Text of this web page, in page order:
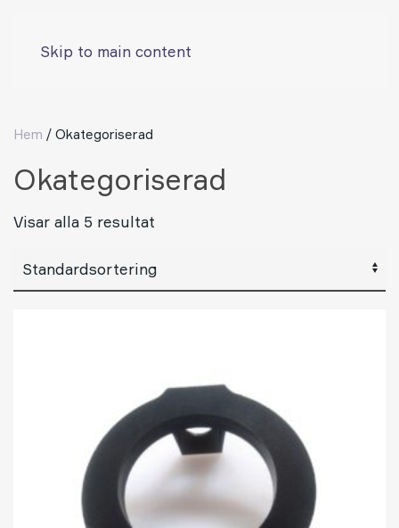
Skip to main content
Hem / Okategoriserad
Okategoriserad
Visar alla 5 resultat